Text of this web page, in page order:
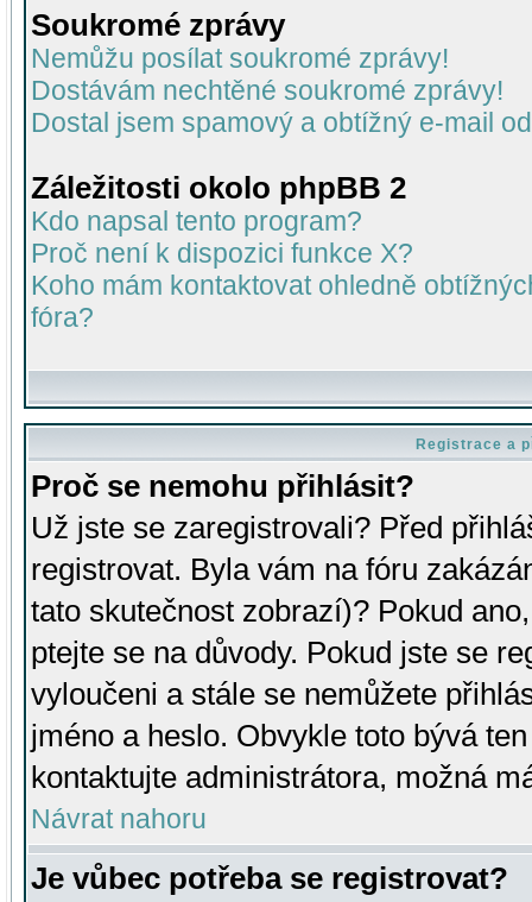
Soukromé zprávy
Nemůžu posílat soukromé zprávy!
Dostávám nechtěné soukromé zprávy!
Dostal jsem spamový a obtížný e-mail
Záležitosti okolo phpBB 2
Kdo napsal tento program?
Proč není k dispozici funkce X?
Koho mám kontaktovat ohledně
fóra?
Registrace a
Proč se nemohu přihlásit?
Už jste se zaregistrovali? Před
registrovat. Byla vám na fóru
tato skutečnost zobrazí)? Pokud
ptejte se na důvody. Pokud jste se
vyloučeni a stále se nemůžete
jméno a heslo. Obvykle toto bývá
kontaktujte administrátora, možná
Návrat nahoru
Je vůbec potřeba se registrovat?